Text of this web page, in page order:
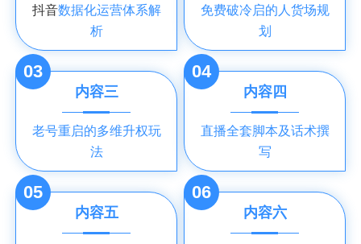
抖音数据化运营体系解
析
免费破冷启的人货场规
划
03
内容三
老号重启的多维升权玩
法
04
内容四
直播全套脚本及话术撰
写
05
内容五
06
内容六